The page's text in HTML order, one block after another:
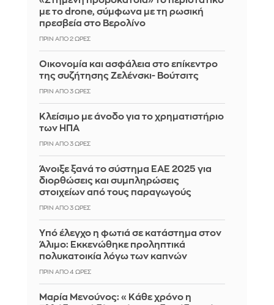
με το drone, σύμφωνα με τη ρωσική
πρεσβεία στο Βερολίνο
ΠΡΙΝ ΑΠΌ 2 ΏΡΕΣ
Οικονομία και ασφάλεια στο επίκεντρο
της συζήτησης Ζελένσκι- Βούτσιτς
ΠΡΙΝ ΑΠΌ 3 ΏΡΕΣ
Κλείσιμο με άνοδο για το χρηματιστήριο
των ΗΠΑ
ΠΡΙΝ ΑΠΌ 3 ΏΡΕΣ
Άνοιξε ξανά το σύστημα ΕΑΕ 2025 για
διορθώσεις και συμπληρώσεις
στοιχείων από τους παραγωγούς
ΠΡΙΝ ΑΠΌ 3 ΏΡΕΣ
Yπό έλεγχο η φωτιά σε κατάστημα στον
Άλιμο: Εκκενώθηκε προληπτικά
πολυκατοικία λόγω των καπνών
ΠΡΙΝ ΑΠΌ 4 ΏΡΕΣ
Μαρία Μενούνος: «Κάθε χρόνο η